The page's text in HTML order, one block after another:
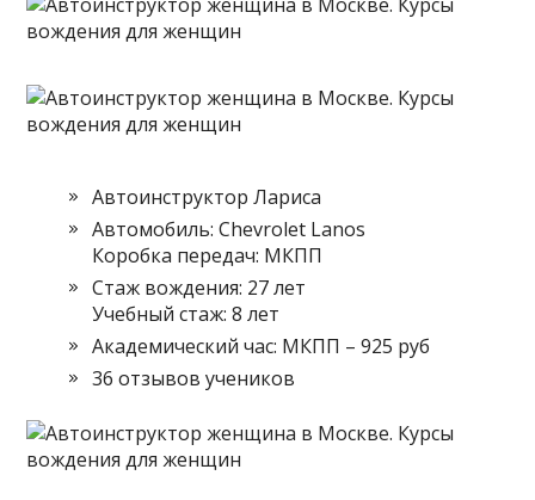
Автоинструктор Лариса
Автомобиль: Chevrolet Lanos
Коробка передач: МКПП
Стаж вождения: 27 лет
Учебный стаж: 8 лет
Академический час: МКПП – 925 руб
36 отзывов учеников